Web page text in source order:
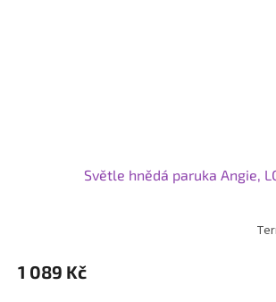
Světle hnědá paruka Angie,
1 089 Kč